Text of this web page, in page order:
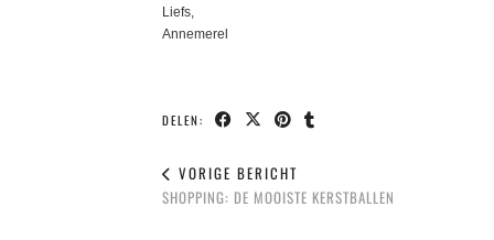
Liefs,
Annemerel
DELEN:
VORIGE BERICHT
SHOPPING: DE MOOISTE KERSTBALLEN